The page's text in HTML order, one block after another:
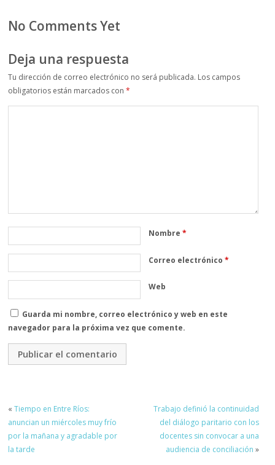
No Comments Yet
Deja una respuesta
Tu dirección de correo electrónico no será publicada. Los campos
obligatorios están marcados con*
Nombre*
Correo electrónico*
Web
Guarda mi nombre, correo electrónico y web en este
navegador para la próxima vez que comente.
«Tiempo en Entre Ríos:
anuncian un miércoles muy frío
por la mañana y agradable por
la tarde
Trabajo definió la continuidad
del diálogo paritario con los
docentes sin convocar a una
audiencia de conciliación »